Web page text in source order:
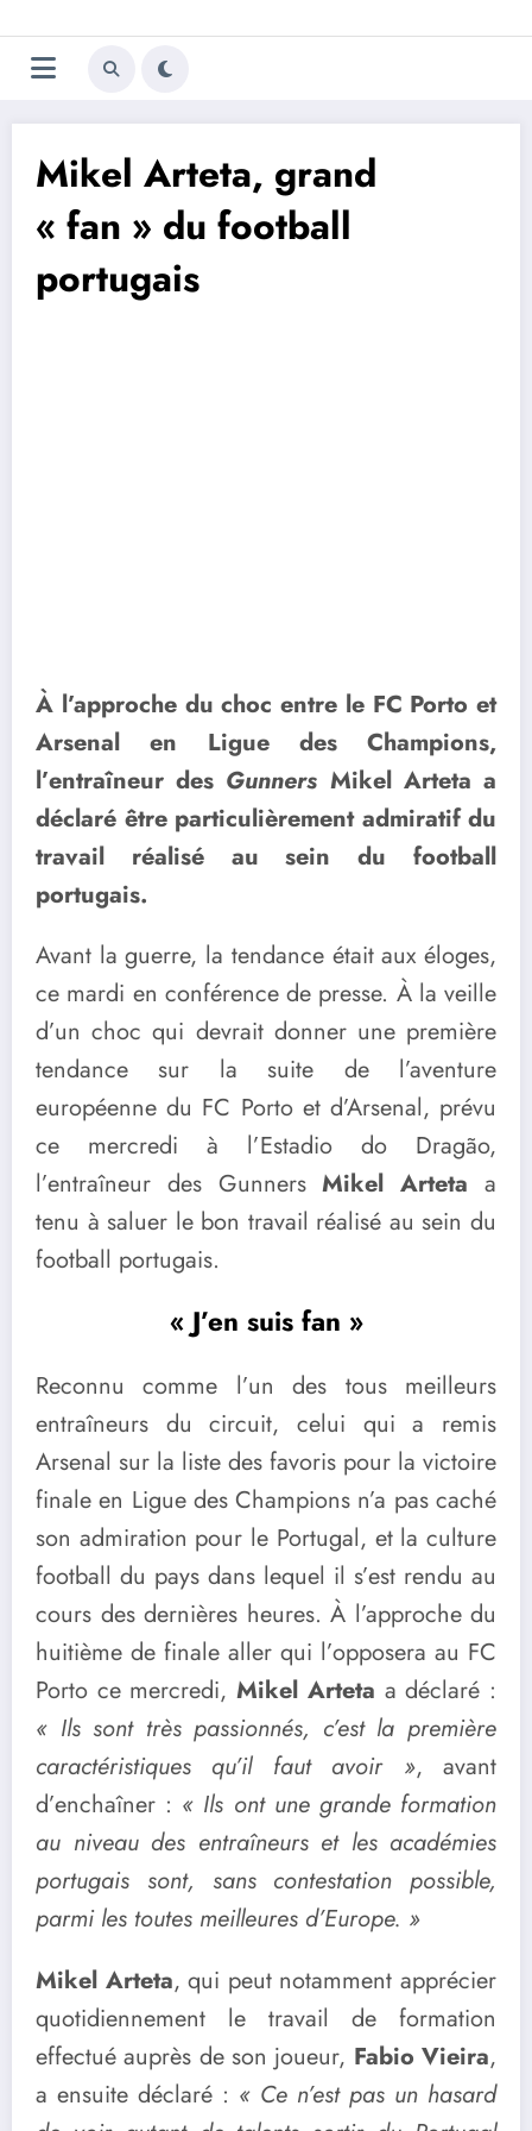
au
contenu
Trivela
L'actualité du football
Mikel Arteta, grand
« fan » du football
portugais
À l’approche du choc entre le FC Porto et
Arsenal en Ligue des Champions,
l’entraîneur des Gunners Mikel Arteta a
déclaré être particulièrement admiratif du
travail réalisé au sein du football
portugais.
Avant la guerre, la tendance était aux éloges,
ce mardi en conférence de presse. À la veille
d’un choc qui devrait donner une première
tendance sur la suite de l’aventure
européenne du FC Porto et d’Arsenal, prévu
ce mercredi à l’Estadio do Dragão,
l’entraîneur des GunnersMikel Arteta a
tenu à saluer le bon travail réalisé au sein du
football portugais.
« J’en suis fan »
Reconnu comme l’un des tous meilleurs
entraîneurs du circuit, celui qui a remis
Arsenal sur la liste des favoris pour la victoire
finale en Ligue des Champions n’a pas caché
son admiration pour le Portugal, et la culture
football du pays dans lequel il s’est rendu au
cours des dernières heures. À l’approche du
huitième de finale aller qui l’opposera au FC
Porto ce mercredi,Mikel Arteta a déclaré :
« Ils sont très passionnés, c’est la première
caractéristiques qu’il faut avoir », avant
d’enchaîner : « Ils ont une grande formation
au niveau des entraîneurs et les académies
portugais sont, sans contestation possible,
parmi les toutes meilleures d’Europe. »
Mikel Arteta, qui peut notamment apprécier
quotidiennement le travail de formation
effectué auprès de son joueur, Fabio Vieira,
a ensuite déclaré : « Ce n’est pas un hasard